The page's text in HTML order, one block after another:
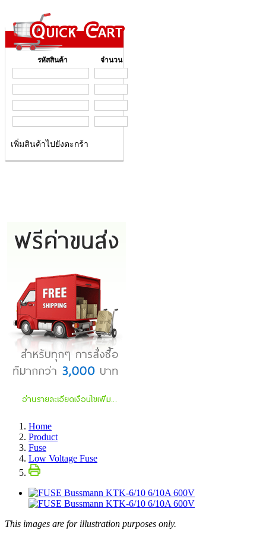
รหัสสินค้า จำนวน
เพิ่มสินค้าไปยังตะกร้า
Home
Product
Fuse
Low Voltage Fuse
This images are for illustration purposes only.